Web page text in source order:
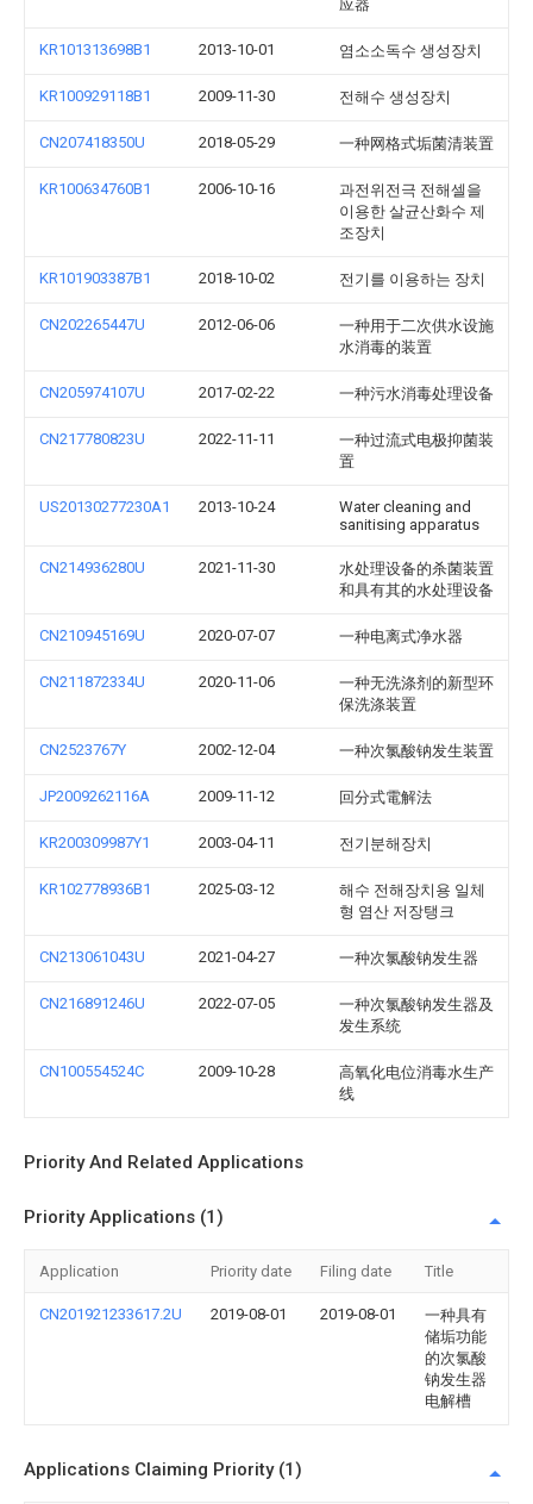
应器
KR101313698B1 2013-10-01 염소소독수 생성장치
KR100929118B1 2009-11-30 전해수 생성장치
CN207418350U 2018-05-29 一种网格式垢菌清装置
KR100634760B1 2006-10-16
과전위전극 전해셀을
이용한 살균산화수 제
조장치
KR101903387B1 2018-10-02 전기를 이용하는 장치
CN202265447U 2012-06-06
一种用于二次供水设施
水消毒的装置
CN205974107U 2017-02-22 一种污水消毒处理设备
CN217780823U 2022-11-11
一种过流式电极抑菌装
置
US20130277230A1 2013-10-24
Water cleaning and
sanitising apparatus
CN214936280U 2021-11-30
水处理设备的杀菌装置
和具有其的水处理设备
CN210945169U 2020-07-07 一种电离式净水器
CN211872334U 2020-11-06
一种无洗涤剂的新型环
保洗涤装置
CN2523767Y 2002-12-04 一种次氯酸钠发生装置
JP2009262116A 2009-11-12 回分式電解法
KR200309987Y1 2003-04-11 전기분해장치
KR102778936B1 2025-03-12
해수 전해장치용 일체
형 염산 저장탱크
CN213061043U 2021-04-27 一种次氯酸钠发生器
CN216891246U 2022-07-05
一种次氯酸钠发生器及
发生系统
CN100554524C 2009-10-28
高氧化电位消毒水生产
线
Priority And Related Applications
Priority Applications (1)
Application Priority date Filing date Title
CN201921233617.2U 2019-08-01 2019-08-01
一种具有
储垢功能
的次氯酸
钠发生器
电解槽
Applications Claiming Priority (1)